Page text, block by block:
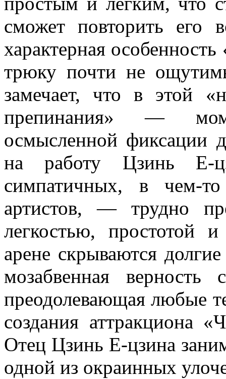
сможет повторить его
характерная
трюку почти не
замечает, что в этой
препинания» —
осмысленной фиксации
на работу Цзинь Е-
симпатичных, в чем-
артистов, — трудно
легкостью, простотой
арене скрываются
мозабвенная верность
преодолеваю­щая любые
создания аттракциона
Отец Цзинь Е-цзина
одной из окраинных